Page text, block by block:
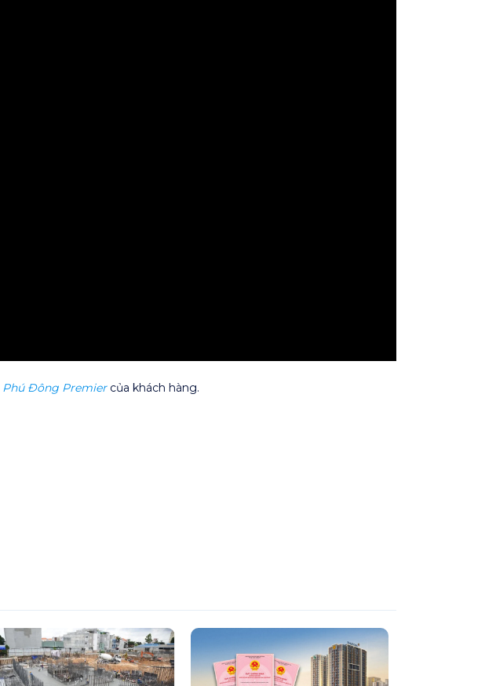
Phú Đông Premiercủa khách hàng.